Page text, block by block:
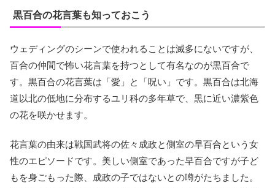
黒百合の花言葉も知っておこう
ウェディングのシーンで使われることは滅多にないですが、
百合の仲間で怖い花言葉を持つとして有名なのが黒百合で
す。黒百合の花言葉は「愛」と「呪い」です。黒百合は北海
道以北の低地に分布するユリ科の多年草で、黒に近い濃紫色
の花を咲かせます。
花言葉の由来は戦国武将の佐々成政と側室の早百合という女
性のエピソードです。美しい側室であった早百合ですが子ど
もを身ごもった際、成政の子ではないとの噂がたちました。